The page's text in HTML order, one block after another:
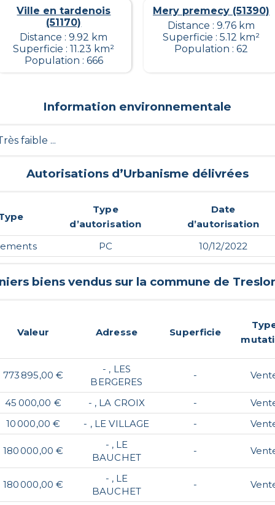
Ville en tardenois
(51170)
Distance : 9.92 km
Superficie : 11.23 km²
Population : 666
Mery premecy (51390)
Distance : 9.76 km
Superficie : 5.12 km²
Population : 62
Information environnementale
faible ...
Autorisations d’Urbanisme délivrées
Type
d’autorisation
Date
d’autorisation
PC 10/12/2022
biens vendus sur la commune de
Valeur Adresse Superficie
773 895,00 €
- , LES
BERGERES
-
45 000,00 € - , LA CROIX -
10 000,00 €
- , LE VILLAGE -
180 000,00 €
- , LE
BAUCHET
-
180 000,00 €
- , LE
BAUCHET
-